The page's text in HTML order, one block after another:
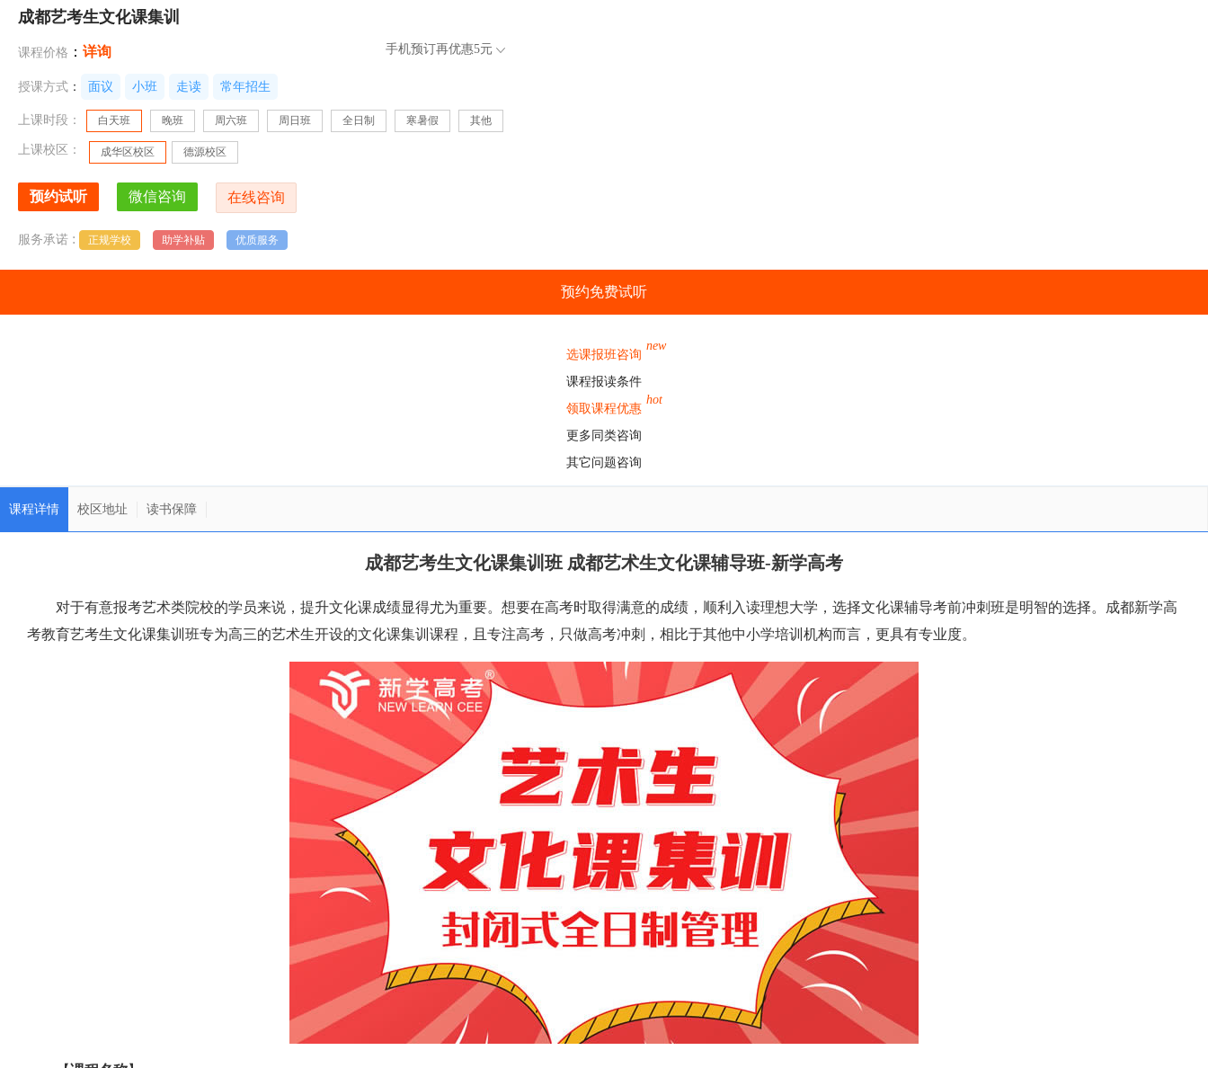
成都艺考生文化课集训
课程价格 ： 详询 手机预订再优惠5元
授课方式 ： 面议 小班 走读 常年招生
上课时段： 白天班 晚班 周六班 周日班 全日制 寒暑假 其他
上课校区： 成华区校区 德源校区
服务承诺 : 正规学校 助学补贴 优质服务
预约免费试听
选课报班咨询
new
课程报读条件
领取课程优惠
hot
更多同类咨询
其它问题咨询
课程详情 校区地址 读书保障
成都艺考生文化课集训班 成都艺术生文化课辅导班-新学高考
对于有意报考艺术类院校的学员来说，提升文化课成绩显得尤为重要。想要在高考时取得满意的成绩，顺利入读理想大学，选择文化课辅导考前冲刺班是明智的选择。成都新学高
考教育艺考生文化课集训班专为高三的艺术生开设的文化课集训课程，且专注高考，只做高考冲刺，相比于其他中小学培训机构而言，更具有专业度。